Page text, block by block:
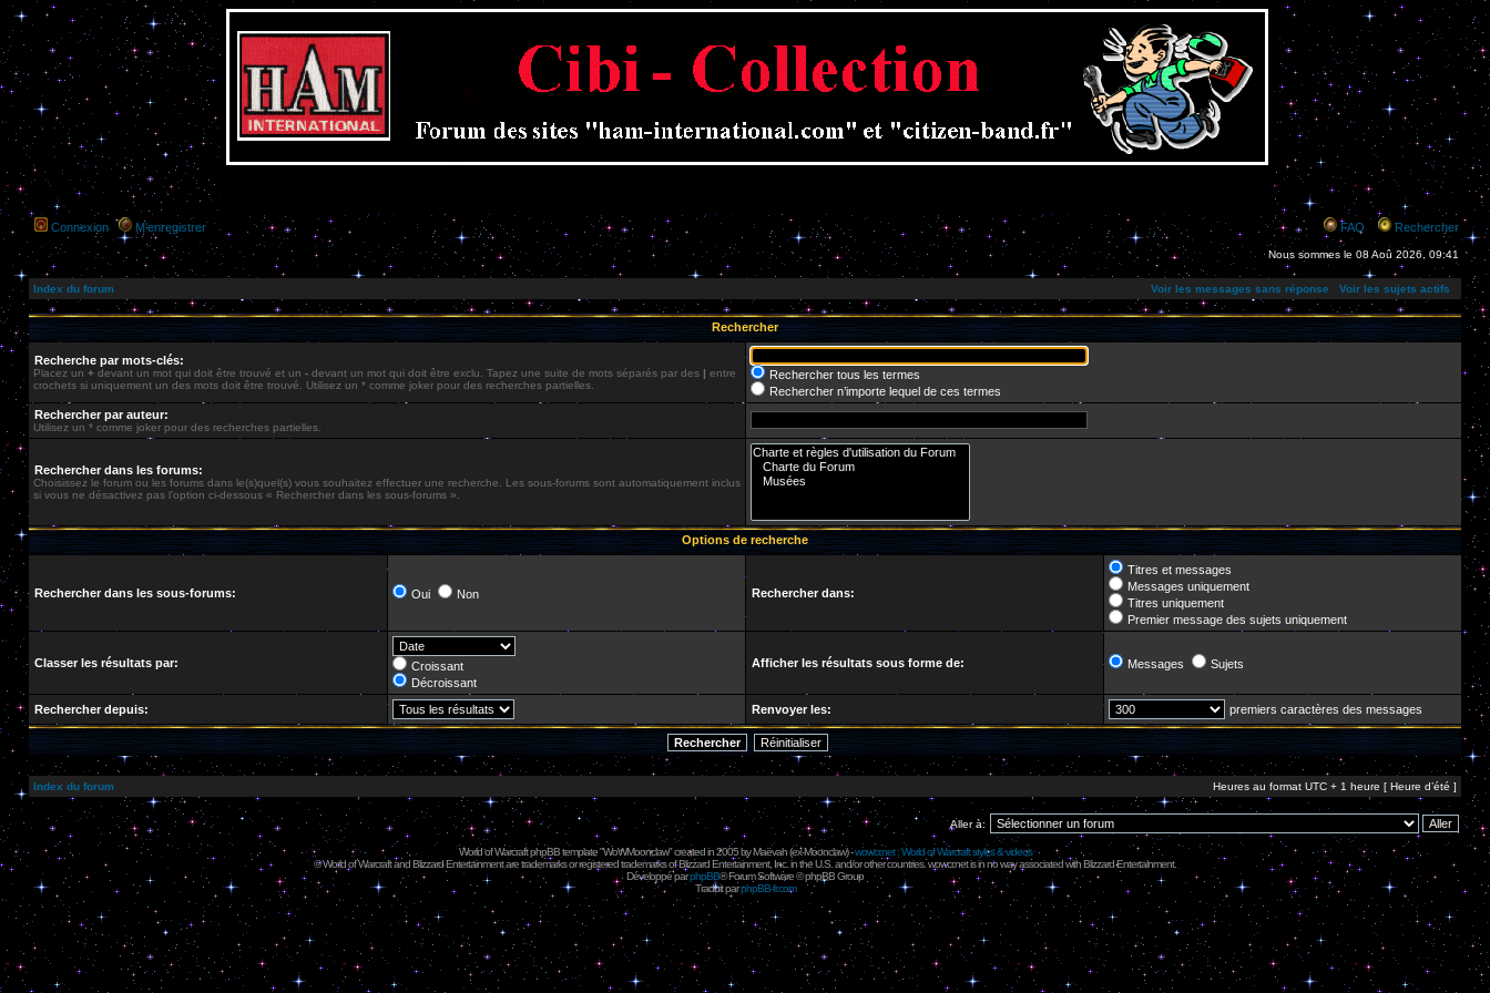
Connexion M’enregistrer FAQ Rechercher
Nous sommes le 08 Aoû 2026, 09:41
Index du forum Voir les messages sans réponse Voir les sujets actifs
Rechercher
Recherche par mots-clés:
Placez un + devant un mot qui doit être trouvé et un - devant un mot qui doit être exclu. Tapez une suite de mots séparés par des | entre
crochets si uniquement un des mots doit être trouvé. Utilisez un * comme joker pour des recherches partielles.
Rechercher tous les termes
Rechercher n’importe lequel de ces termes
Rechercher par auteur:
Utilisez un * comme joker pour des recherches partielles.
Rechercher dans les forums:
Choisissez le forum ou les forums dans le(s)quel(s) vous souhaitez effectuer une recherche. Les sous-forums sont automatiquement inclus
si vous ne désactivez pas l’option ci-dessous « Rechercher dans les sous-forums ».
Options de recherche
Rechercher dans les sous-forums: Oui Non Rechercher dans:
Titres et messages
Messages uniquement
Titres uniquement
Premier message des sujets uniquement
Classer les résultats par:
Croissant
Décroissant
Afficher les résultats sous forme de: Messages Sujets
Rechercher depuis: Renvoyer les: premiers caractères des messages
Index du forum Heures au format UTC + 1 heure [ Heure d’été ]
Aller à:
World of Warcraft phpBB template "WoWMoonclaw" created in 2005 byMaëvah(ex-Moonclaw) -wowcr.net : World of Warcraft styles & videos
©World of Warcraft and Blizzard Entertainment are trademarks or registered trademarks of Blizzard Entertainment, Inc. in the U.S. and/or other countries. wowcr.net is in no way associated with Blizzard Entertainment.
Développé parphpBB® Forum Software © phpBB Group
Traduit parphpBB-fr.com